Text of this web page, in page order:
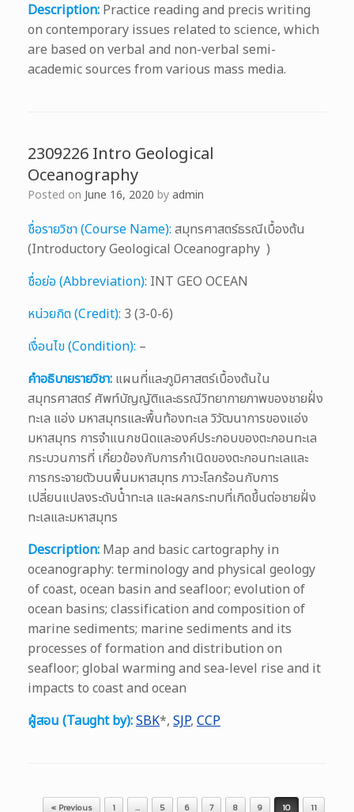
Description: Practice reading and precis writing
on contemporary issues related to science, which
are based on verbal and non-verbal semi-
academic sources from various mass media.
2309226 Intro Geological
Oceanography
Posted on June 16, 2020 byadmin
ชื่อรายวิชา (Course Name): สมุทรศาสตร์ธรณีเบื้องต้น
(Introductory Geological Oceanography )
ชื่อย่อ (Abbreviation): INT GEO OCEAN
หน่วยกิต (Credit): 3 (3-0-6)
เงื่อนไข (Condition): –
คำอธิบายรายวิชา: แผนที่และภูมิศาสตร์เบื้องต้นใน
สมุทรศาสตร์ ศัพท์บัญญัติและธรณีวิทยากายภาพของชายฝั่ง
ทะเล แอ่ง มหาสมุทรและพื้นท้องทะเล วิวัฒนาการของแอ่ง
มหาสมุทร การจําแนกชนิดและองค์ประกอบของตะกอนทะเล
กระบวนการที่ เกี่ยวข้องกับการกําเนิดของตะกอนทะเลและ
การกระจายตัวบนพื้นมหาสมุทร ภาวะโลกร้อนกับการ
เปลี่ยนแปลงระดับน้ําทะเล และผลกระทบที่เกิดขึ้นต่อชายฝั่ง
ทะเลและมหาสมุทร
Description: Map and basic cartography in
oceanography: terminology and physical geology
of coast, ocean basin and seafloor; evolution of
ocean basins; classification and composition of
marine sediments; marine sediments and its
processes of formation and distribution on
seafloor; global warming and sea-level rise and it
impacts to coast and ocean
ผู้สอน (Taught by):SBK*, SJP, CCP
Post navigation
« Previous 1 … 5 6 7 8 9 10 11